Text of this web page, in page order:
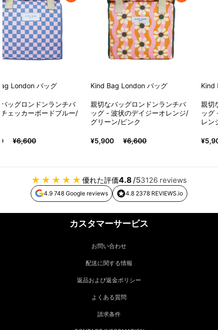
Londonバッグ
ッグロンドンランチバ
ッカーボードブルー/
¥6,600
Kind Bag Londonバッグ
親切なバッグロンドンランチバ
ッグ - 波状のデイジーオレンジ/
グリーン/ピンク
¥5,900 ¥6,600
Kind
親切
ッグ
レン
★ ★ ★ ★ ★ 優れた評価4.8/53126 reviews
4.9 748 Google reviews 4.8 2378 REVIEWS.io
カスタマーサービス
お問い合わせ
配送に関する情報
返品および返金ポリシー
よくある質問
請求条件